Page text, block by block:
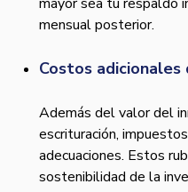
mensual posterior.
Costos adicionales
Además del valor del
escrituración,
adecuaciones. Estos
sostenibilidad de la